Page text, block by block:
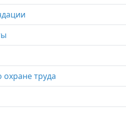
труда